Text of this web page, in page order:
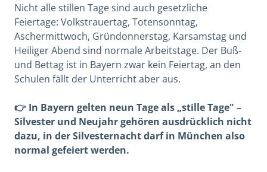
Nicht alle stillen Tage sind auch gesetzliche
Feiertage: Volkstrauertag, Totensonntag,
Aschermittwoch, Gründonnerstag, Karsamstag und
Heiliger Abend sind normale Arbeitstage. Der Buß-
und Bettag ist in Bayern zwar kein Feiertag, an den
Schulen fällt der Unterricht aber aus.
👉 In Bayern gelten neun Tage als „stille Tage" –
Silvester und Neujahr gehören ausdrücklich nicht
dazu, in der Silvesternacht darf in München also
normal gefeiert werden.